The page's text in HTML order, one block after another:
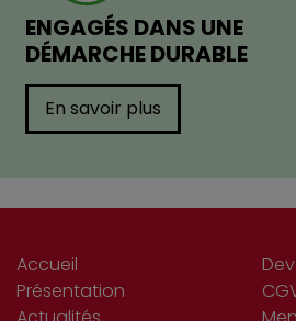
ENGAGÉS DANS UNE
DÉMARCHE DURABLE
En savoir plus
Accueil
Présentation